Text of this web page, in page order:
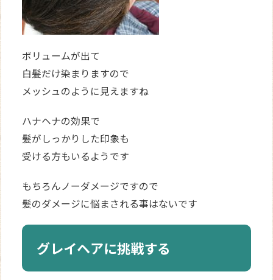
ボリュームが出て
白髪だけ染まりますので
メッシュのように見えますね
ハナヘナの効果で
髪がしっかりした印象も
受ける方もいるようです
もちろんノーダメージですので
髪のダメージに悩まされる事はないです
グレイヘアに挑戦する